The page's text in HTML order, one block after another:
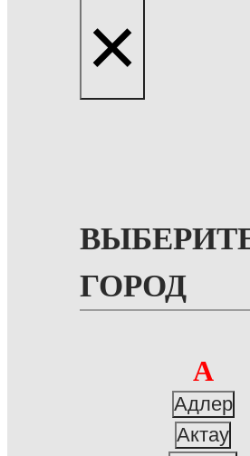
×
ГОРОД
А
Адлер
Актау